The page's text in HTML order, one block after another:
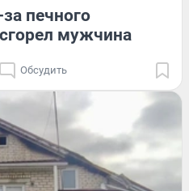
печного
мужчина
Обсудить